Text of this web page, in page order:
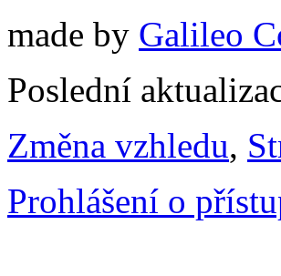
made by Galileo
Poslední
Změna vzhledu,
Prohlášení o